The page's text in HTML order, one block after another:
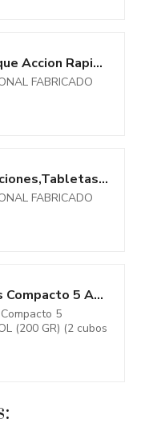
Tamar Cloro Choque Accion Rapida, recuperador Agua Piscina deteriorada,...
FABRICADO
Tamar Cloro 5 Acciones,Tabletas Multifuncion 200 grs,biocida...
FABRICADO
Pack Ahorro 2 uds Compacto 5 ACCIONES AQUAPOOL (200 GR) - Pastillas de...
5
(200 GR) (2 cubos